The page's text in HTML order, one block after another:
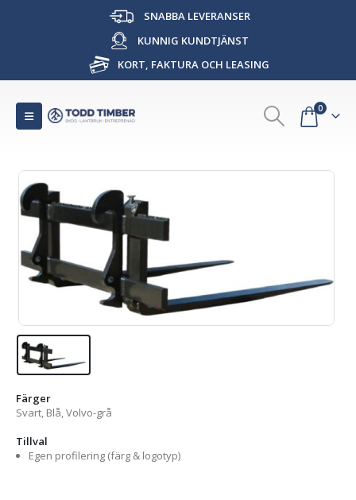
SNABBA LEVERANSER
KUNNIG KUNDTJÄNST
KORT, FAKTURA OCH LEASING
0
Färger
Svart, Blå, Volvo-grå
Tillval
Egen profilering (färg & logotyp)